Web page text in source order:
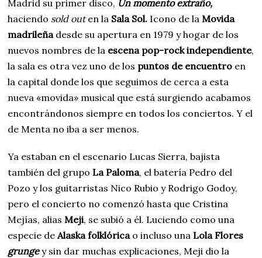
Madrid su primer disco, Un momento extraño,
haciendo sold outen la Sala Sol. Icono de laMovida
madrileñadesde su apertura en 1979 y hogar de los
nuevos nombres de la escena pop-rock independiente,
la sala es otra vez uno de los puntos de encuentro en
la capital donde los que seguimos de cerca a esta
nueva «movida» musical que está surgiendo acabamos
encontrándonos siempre en todos los conciertos. Y el
de Menta no iba a ser menos.
Ya estaban en el escenario Lucas Sierra, bajista
también del grupoLa Paloma, el batería Pedro del
Pozo y los guitarristas Nico Rubio y Rodrigo Godoy,
pero el concierto no comenzó hasta que Cristina
Mejías, aliasMeji, se subió a él. Luciendo como una
especie deAlaska folklórica o incluso una Lola Flores
grungey sin dar muchas explicaciones, Meji dio la